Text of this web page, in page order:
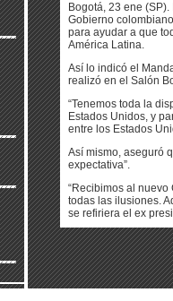
Bogotá, 23 ene
Gobierno
para ayudar a que
América Latina.
Así lo indicó el
realizó en el Salón
“Tenemos toda la
Estados Unidos, y
entre los Estados
Así mismo, aseguró
expectativa”.
“Recibimos al
todas las ilusiones.
se refiriera el ex